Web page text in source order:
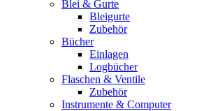
Blei & Gurte
Bleigurte
Zubehör
Bücher
Einlagen
Logbücher
Flaschen & Ventile
Zubehör
Instrumente & Computer